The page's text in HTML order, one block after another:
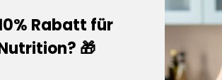
Rabatt für
🎁